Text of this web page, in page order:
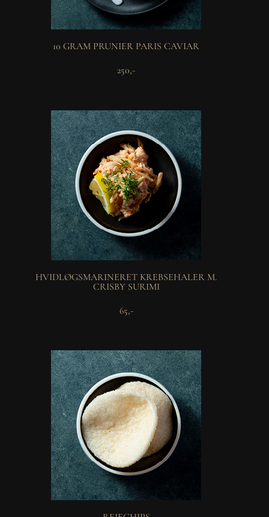
10 GRAM PRUNIER PARIS CAVIAR
250,-
HVIDLØGSMARINERET KREBSEHALER M.
CRISBY SURIMI
65,-